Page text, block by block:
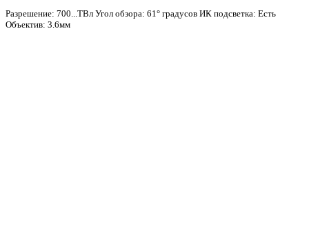
Разрешение: 700...ТВл Угол обзора: 61° градусов ИК подсветка: Есть
Объектив: 3.6мм